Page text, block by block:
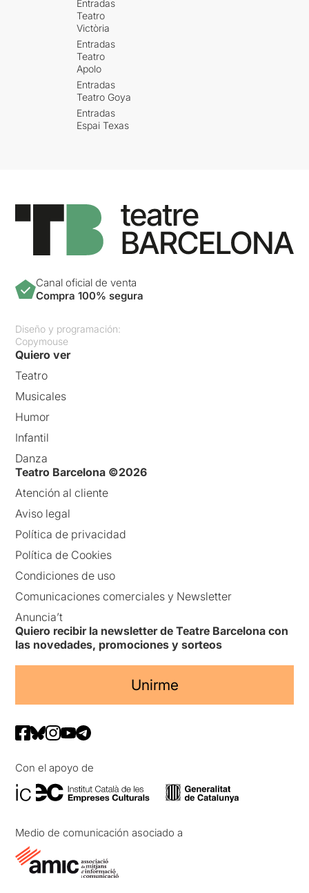
Entradas
Teatro
Victòria
Entradas
Teatro
Apolo
Entradas
Teatro Goya
Entradas
Espai Texas
Canal oficial de venta
Compra 100% segura
Diseño y programación:
Copymouse
Quiero ver
Teatro
Musicales
Humor
Infantil
Danza
Teatro Barcelona ©2026
Atención al cliente
Aviso legal
Política de privacidad
Política de Cookies
Condiciones de uso
Comunicaciones comerciales y Newsletter
Anuncia’t
Quiero recibir la newsletter de Teatre Barcelona con
las novedades, promociones y sorteos
Unirme
Con el apoyo de
Medio de comunicación asociado a